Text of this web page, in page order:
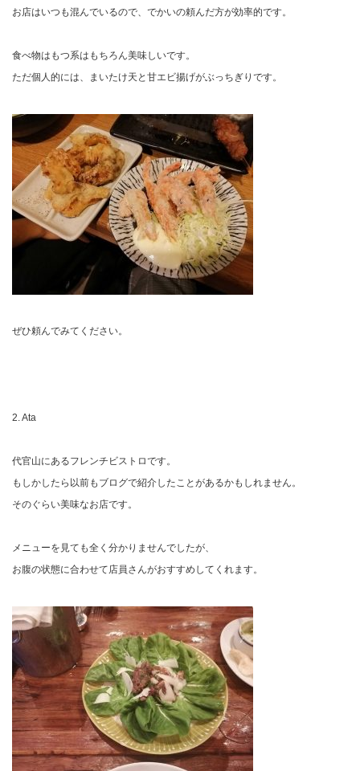
お店はいつも混んでいるので、でかいの頼んだ方が効率的です。
食べ物はもつ系はもちろん美味しいです。
ただ個人的には、まいたけ天と甘エビ揚げがぶっちぎりです。
ぜひ頼んでみてください。
2. Ata
代官山にあるフレンチビストロです。
もしかしたら以前もブログで紹介したことがあるかもしれません。
そのぐらい美味なお店です。
メニューを見ても全く分かりませんでしたが、
お腹の状態に合わせて店員さんがおすすめしてくれます。